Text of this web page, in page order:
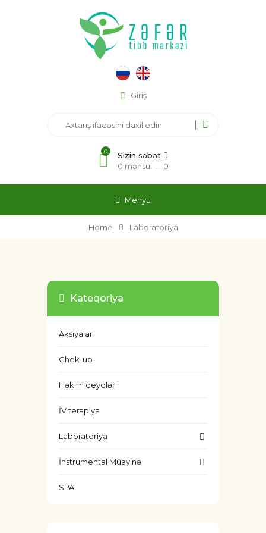
Giriş
0
Sizin səbət
0 məhsul — 0
Menyu
Home Laboratoriya
Kateqoriya
Aksiyalar
Chek-up
Həkim qeydləri
İV terapiya
Laboratoriya
İnstrumental Müayinə
SPA